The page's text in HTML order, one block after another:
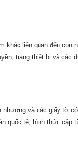
khác liên quan đến con
trang thiết bị và các
nhượng và các giấy tờ
quốc tế; hình thức cấp